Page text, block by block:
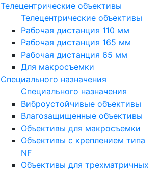
Телецентрические объективы
Телецентрические объективы
Рабочая дистанция 110 мм
Рабочая дистанция 165 мм
Рабочая дистанция 65 мм
Для макросъемки
Специального назначения
Специального назначения
Виброустойчивые объективы
Влагозащищенные объективы
Объективы для макросъемки
Объективы с креплением типа
NF
Объективы для трехматричных